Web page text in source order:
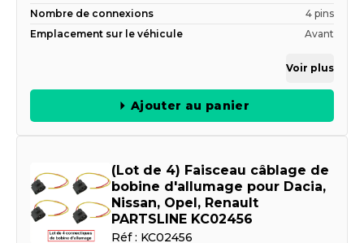
Nombre de connexions
4 pins
Emplacement sur le véhicule
Avant
Voir plus
Ajouter au panier
(Lot de 4) Faisceau câblage de
bobine d'allumage pour Dacia,
Nissan, Opel, Renault
PARTSLINE KC02456
Réf : KC02456